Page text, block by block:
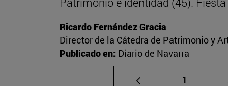
Ricardo Fernández Gracia
Director de la Cátedra de Patrimonio y
Publicado en: Diario de Navarra
Página
1